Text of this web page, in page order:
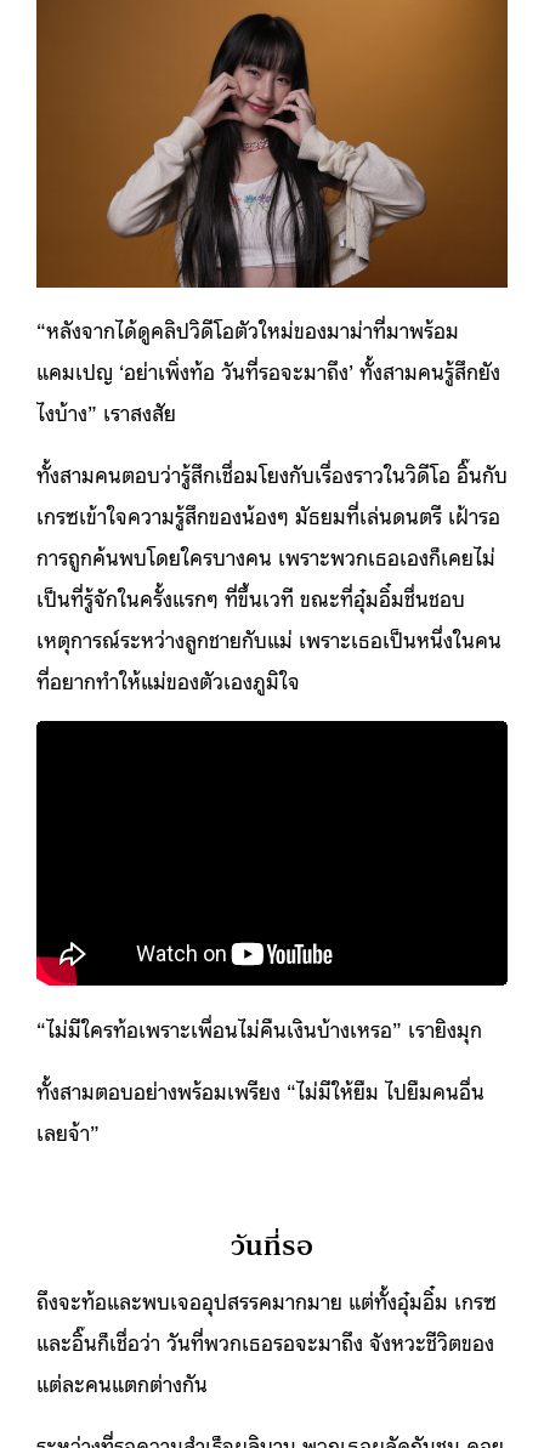
“หลังจากได้ดูคลิปวิดีโอตัวใหม่ของมาม่าที่มาพร้อม
แคมเปญ ‘อย่าเพิ่งท้อ วันที่รอจะมาถึง’ ทั้งสามคนรู้สึกยัง
ไงบ้าง” เราสงสัย
ทั้งสามคนตอบว่ารู้สึกเชื่อมโยงกับเรื่องราวในวิดีโอ อิ๊นกับ
เกรซเข้าใจความรู้สึกของน้องๆ มัธยมที่เล่นดนตรี เฝ้ารอ
การถูกค้นพบโดยใครบางคน เพราะพวกเธอเองก็เคยไม่
เป็นที่รู้จักในครั้งแรกๆ ที่ขึ้นเวที ขณะที่อุ๋มอิ๋มชื่นชอบ
เหตุการณ์ระหว่างลูกชายกับแม่ เพราะเธอเป็นหนึ่งในคน
ที่อยากทำให้แม่ของตัวเองภูมิใจ
“ไม่มีใครท้อเพราะเพื่อนไม่คืนเงินบ้างเหรอ” เรายิงมุก
ทั้งสามตอบอย่างพร้อมเพรียง “ไม่มีให้ยืม ไปยืมคนอื่น
เลยจ้า”
วันที่รอ
ถึงจะท้อและพบเจออุปสรรคมากมาย แต่ทั้งอุ๋มอิ๋ม เกรซ
และอิ๊นก็เชื่อว่า วันที่พวกเธอรอจะมาถึง จังหวะชีวิตของ
แต่ละคนแตกต่างกัน